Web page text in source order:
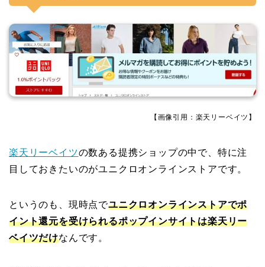
【画像引用：楽天リーベイツ】
楽天リーベイツの数ある提携ショップの中で、特に注
目しておきたいのがユニクロオンラインストアです。
というのも、現時点でユニクロオンラインストアでポ
イント還元を受けられるポップインサイトは楽天リー
ベイツだけなんです。